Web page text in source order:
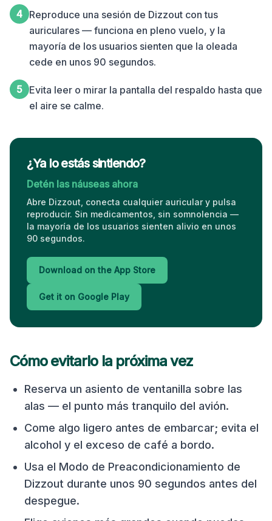
4 Reproduce una sesión de Dizzout con tus
auriculares — funciona en pleno vuelo, y la
mayoría de los usuarios sienten que la oleada
cede en unos 90 segundos.
5 Evita leer o mirar la pantalla del respaldo hasta que
el aire se calme.
¿Ya lo estás sintiendo?
Detén las náuseas ahora
Abre Dizzout, conecta cualquier auricular y pulsa
reproducir. Sin medicamentos, sin somnolencia —
la mayoría de los usuarios sienten alivio en unos
90 segundos.
Download on the App Store
Get it on Google Play
Cómo evitarlo la próxima vez
Reserva un asiento de ventanilla sobre las
alas — el punto más tranquilo del avión.
Come algo ligero antes de embarcar; evita el
alcohol y el exceso de café a bordo.
Usa el Modo de Preacondicionamiento de
Dizzout durante unos 90 segundos antes del
despegue.